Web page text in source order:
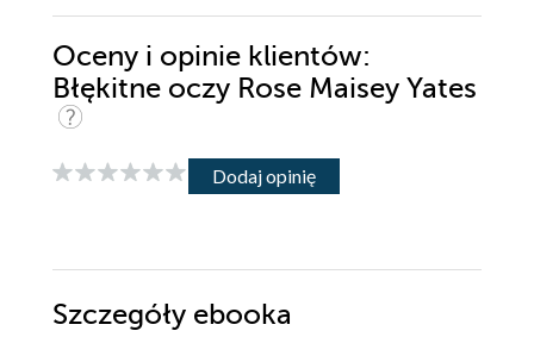
Oceny i opinie klientów:
Błękitne oczy Rose Maisey Yates
Dodaj opinię
Szczegóły ebooka